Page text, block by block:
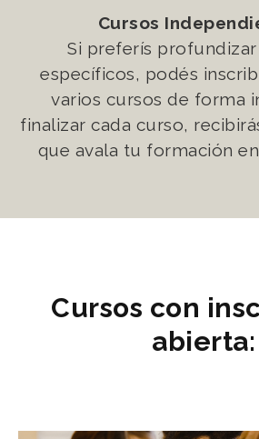
Cursos
Si preferís
específicos, podés
varios cursos de forma
finalizar cada curso,
que avala tu formación
Cursos con
abierta: